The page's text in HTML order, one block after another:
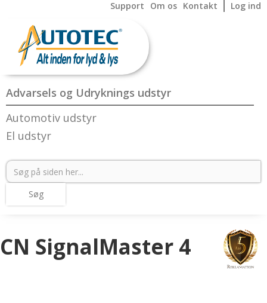
Support Om os Kontakt Log ind
Advarsels og Udryknings udstyr
Automotiv udstyr
El udstyr
CN SignalMaster 4